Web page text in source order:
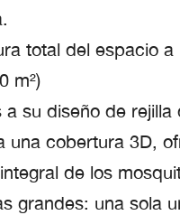
total del espacio a
m²)
a su diseño de rejilla
una cobertura 3D,
de los
grandes: una sola